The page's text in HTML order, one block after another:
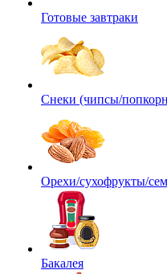
Готовые завтраки
Снеки (чипсы/
Орехи/сухофрукты/
Бакалея